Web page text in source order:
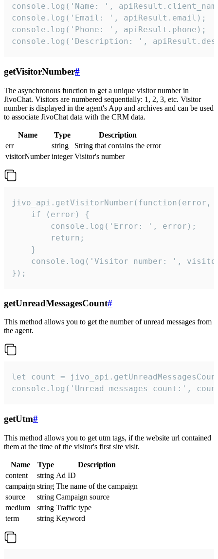
console.log('Name: ',
console.log('Email: ', apiResult.email);
console.log('Phone: ', apiResult.phone);
console.log('Description: ',
getVisitorNumber#
The asynchronous function to get a unique visitor number in
JivoChat. Visitors are numbered sequentially: 1, 2, 3, etc. Visitor
number is displayed in the agent's App and archives and can be used
to associate JivoChat data with the CRM data.
Name Type
Description
err
string
String that contains the error
visitorNumber integer Visitor's number
jivo_api.getVisitorNumber(function(error,
    if (error) {
        console.log('Error: ', error);
        return;
    }
console.log('Visitor number: ',
});
getUnreadMessagesCount#
This method allows you to get the number of unread messages from
the agent.
let count =
console.log('Unread messages count:',
getUtm#
This method allows you to get utm tags, if the website url contained
them at the time of the visitor's first site visit.
Name Type
Description
content
string Ad ID
campaign string The name of the campaign
source
string Campaign source
medium
string Traffic type
term
string Keyword